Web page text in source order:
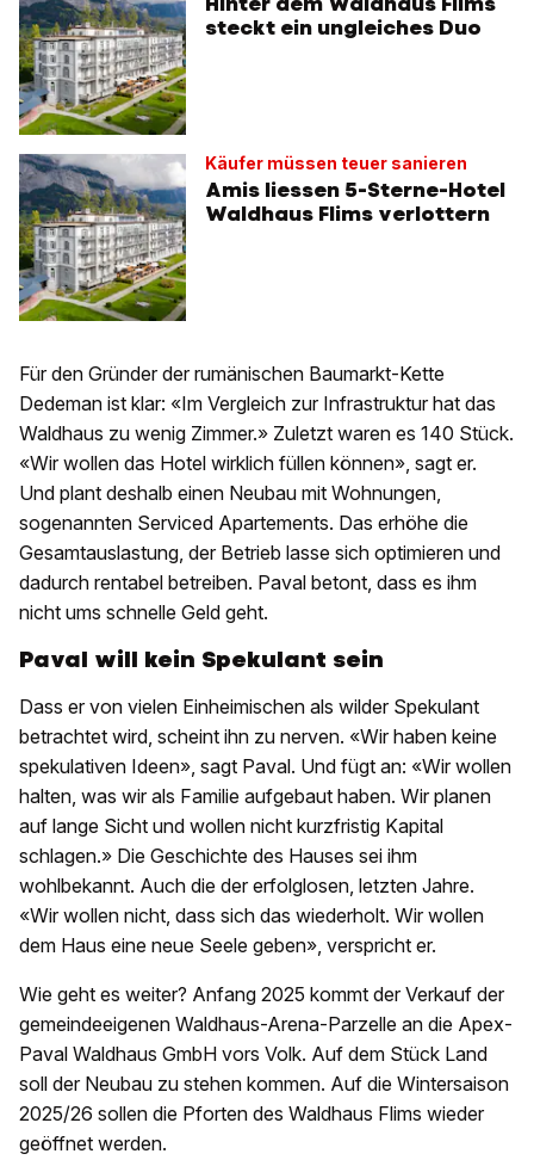
steckt ein ungleiches Duo
Käufer müssen teuer sanieren
Amis liessen 5-Sterne-Hotel
Waldhaus Flims verlottern
Für den Gründer der rumänischen Baumarkt-Kette
Dedeman ist klar: «Im Vergleich zur Infrastruktur hat das
Waldhaus zu wenig Zimmer.» Zuletzt waren es 140 Stück.
«Wir wollen das Hotel wirklich füllen können», sagt er.
Und plant deshalb einen Neubau mit Wohnungen,
sogenannten Serviced Apartements. Das erhöhe die
Gesamtauslastung, der Betrieb lasse sich optimieren und
dadurch rentabel betreiben. Paval betont, dass es ihm
nicht ums schnelle Geld geht.
Paval will kein Spekulant sein
Dass er von vielen Einheimischen als wilder Spekulant
betrachtet wird, scheint ihn zu nerven. «Wir haben keine
spekulativen Ideen», sagt Paval. Und fügt an: «Wir wollen
halten, was wir als Familie aufgebaut haben. Wir planen
auf lange Sicht und wollen nicht kurzfristig Kapital
schlagen.» Die Geschichte des Hauses sei ihm
wohlbekannt. Auch die der erfolglosen, letzten Jahre.
«Wir wollen nicht, dass sich das wiederholt. Wir wollen
dem Haus eine neue Seele geben», verspricht er.
Wie geht es weiter? Anfang 2025 kommt der Verkauf der
gemeindeeigenen Waldhaus-Arena-Parzelle an die Apex-
Paval Waldhaus GmbH vors Volk. Auf dem Stück Land
soll der Neubau zu stehen kommen. Auf die Wintersaison
2025/26 sollen die Pforten des Waldhaus Flims wieder
geöffnet werden.